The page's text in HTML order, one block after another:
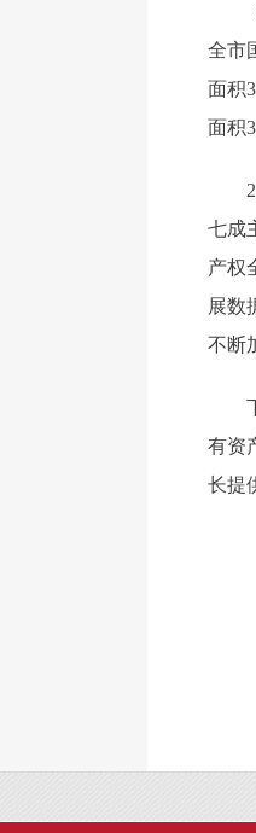
全市
面积
面积
七成
产权
展数
不断
有资
长提